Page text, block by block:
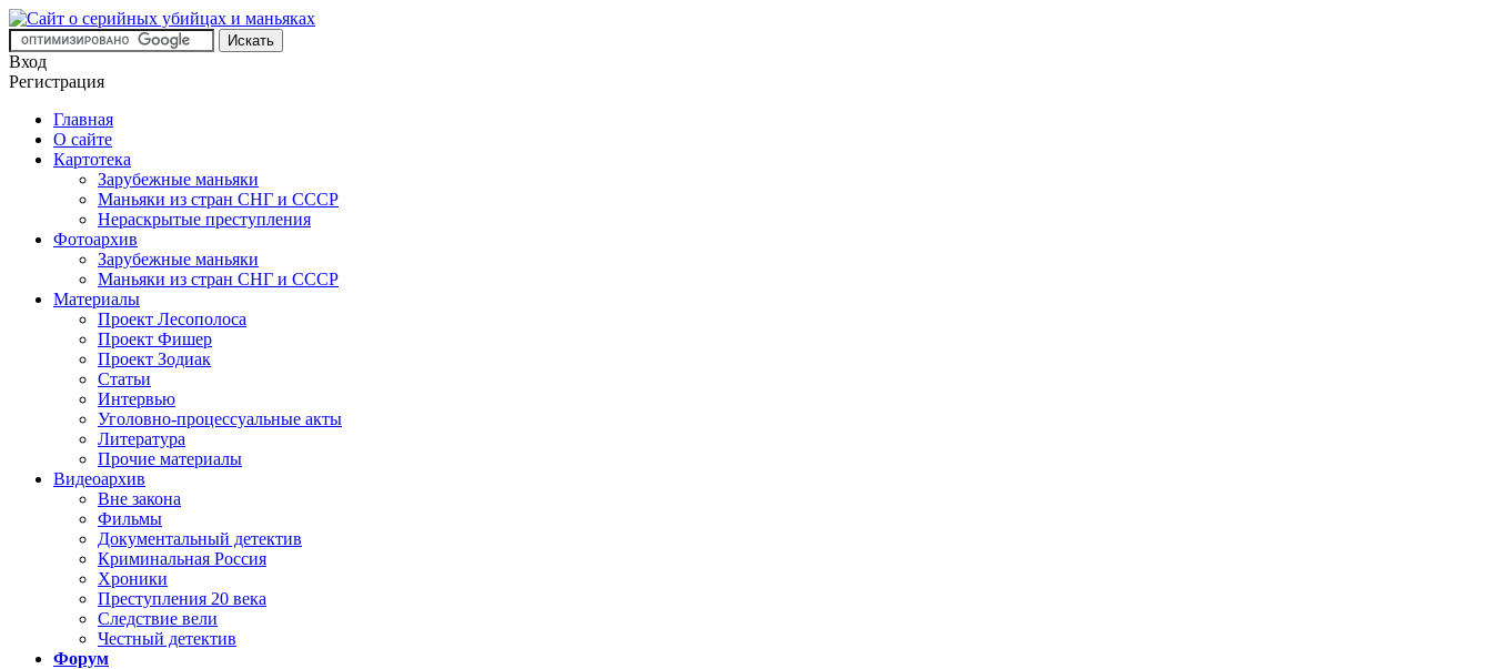
Вход
Регистрация
Главная
О сайте
Картотека
Зарубежные маньяки
Маньяки из стран СНГ и СССР
Нераскрытые преступления
Фотоархив
Зарубежные маньяки
Маньяки из стран СНГ и СССР
Материалы
Проект Лесополоса
Проект Фишер
Проект Зодиак
Статьи
Интервью
Уголовно-процессуальные акты
Литература
Прочие материалы
Видеоархив
Вне закона
Фильмы
Документальный детектив
Криминальная Россия
Хроники
Преступления 20 века
Следствие вели
Честный детектив
Форум